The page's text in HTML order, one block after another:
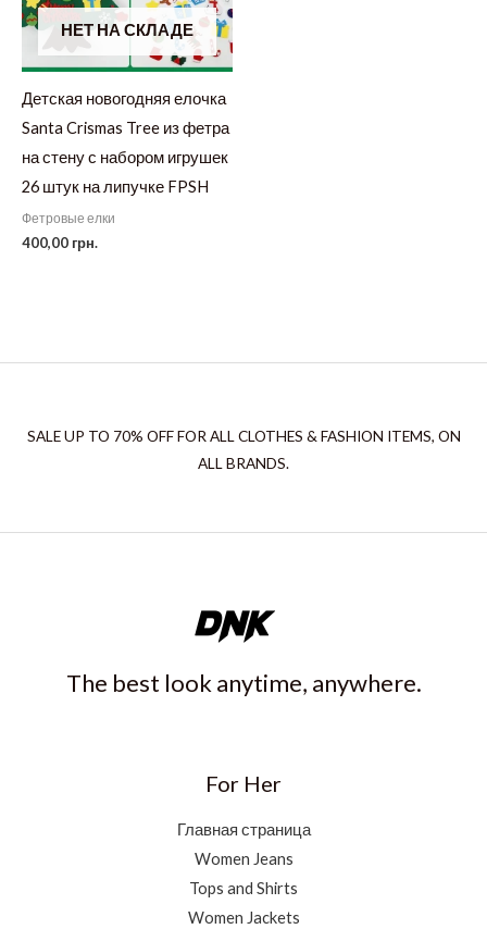
НЕТ НА СКЛАДЕ
Детская новогодняя елочка
Santa Crismas Tree из фетра
на стену с набором игрушек
26 штук на липучке FPSH
Фетровые елки
400,00 грн.
SALE UP TO 70% OFF FOR ALL CLOTHES & FASHION ITEMS, ON
ALL BRANDS.
The best look anytime, anywhere.
For Her
Главная страница
Women Jeans
Tops and Shirts
Women Jackets